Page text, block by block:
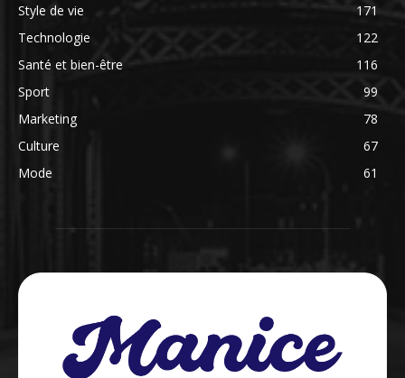
Style de vie
171
Technologie
122
Santé et bien-être
116
Sport
99
Marketing
78
Culture
67
Mode
61